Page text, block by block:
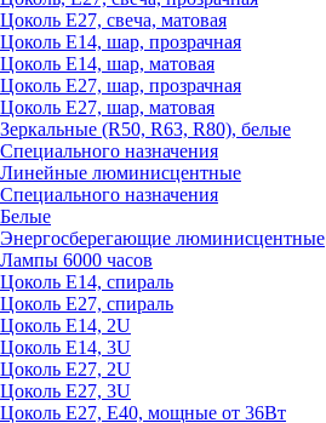
Цоколь Е27, свеча, матовая
Цоколь Е14, шар, прозрачная
Цоколь Е14, шар, матовая
Цоколь Е27, шар, прозрачная
Цоколь Е27, шар, матовая
Зеркальные (R50, R63, R80), белые
Специального назначения
Линейные люминисцентные
Специального назначения
Белые
Энергосберегающие люминисцентные
Лампы 6000 часов
Цоколь Е14, спираль
Цоколь Е27, спираль
Цоколь Е14, 2U
Цоколь Е14, 3U
Цоколь Е27, 2U
Цоколь Е27, 3U
Цоколь Е27, Е40, мощные от 36Вт